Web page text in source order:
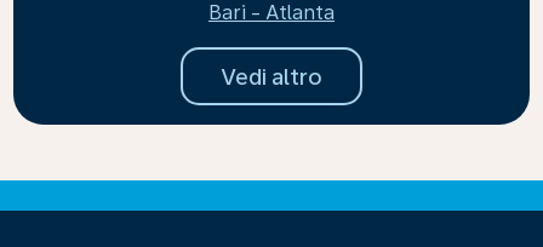
Bari - Atlanta
Vedi altro